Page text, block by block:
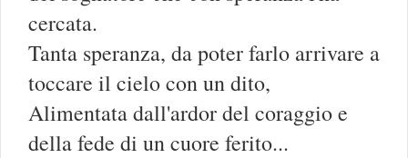
cercata.
Tanta speranza, da poter farlo arrivare a
toccare il cielo con un dito,
Alimentata dall'ardor del coraggio e
della fede di un cuore ferito...